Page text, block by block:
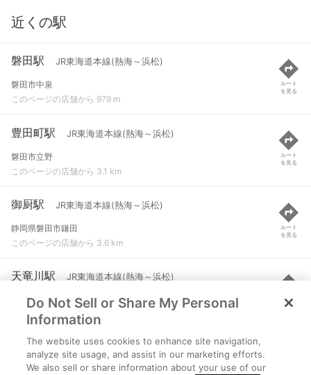
近くの駅
磐田駅 JR東海道本線(熱海～浜松)
磐田市中泉
このページの店舗から 979 m
ルート
を見る
豊田町駅 JR東海道本線(熱海～浜松)
磐田市立野
このページの店舗から 3.1 km
ルート
を見る
御厨駅 JR東海道本線(熱海～浜松)
静岡県磐田市鎌田
このページの店舗から 3.6 km
ルート
を見る
天竜川駅 JR東海道本線(熱海～浜松)
浜松市中央区天龍川町八畝割435-9
このページの店舗から 6.8 km
ルート
を見る
袋井駅 JR東海道本線(熱海～浜松)
袋井市高尾
Do Not Sell or Share My Personal
Information
The website uses cookies to enhance site navigation,
analyze site usage, and assist in our marketing efforts.
We also sell or share information about your use of our